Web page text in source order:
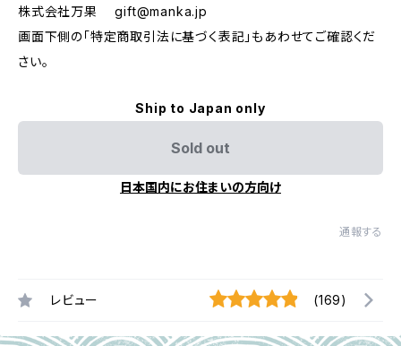
株式会社万果gift@manka.jp
画面下側の「特定商取引法に基づく表記」もあわせてご確認くだ
さい。
Ship to Japan only
Sold out
日本国内にお住まいの方向け
通報する
レビュー (169)